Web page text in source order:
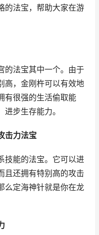
的法宝，帮助大家在游
的法宝其中一个。由于
高，金刚杵可以有效地
有很强的生活偷取能
步生存能力。
击力法宝
技能的法宝。它可以进
且还拥有特别高的攻击
么定海神针就是你在龙